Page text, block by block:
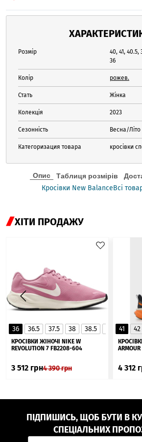
Розмір
40, 41, 40.5,
36
Колір рожев.
Стать Жінка
Колекція 2023
Сезонність Весна/Літо
Категоризация товара кросівки
Опис Таблиця розмірів
Кросівки New BalanceВсі
ХІТИ ПРОДАЖУ
36 36.5 37.5 38 38.5 40
КРОСІВКИ ЖІНОЧІ NIKE W
REVOLUTION 7 FB2208-604
3 512 грн4 390грн
41 42
4 312
ПІДПИШИСЬ, ЩОБ БУТИ В
СПЕЦІАЛЬНИХ